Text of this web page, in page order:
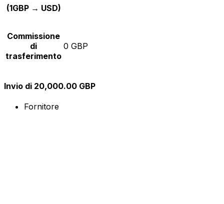
(1GBP → USD)
Commissione
di
trasferimento
0 GBP
Invio di 20,000.00 GBP
Fornitore